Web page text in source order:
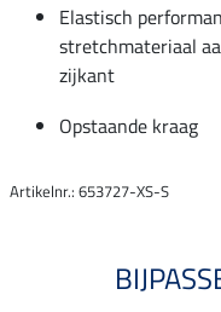
Elastisch
stretchmateriaal
zijkant
Opstaande kraag
Artikelnr.: 653727-XS-S